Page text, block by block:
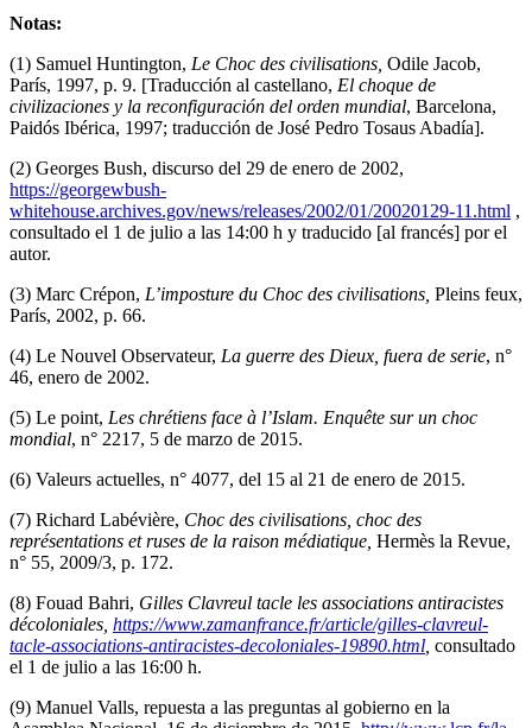
Notas:
(1) Samuel Huntington, Le Choc des civilisations, Odile Jacob,
París, 1997, p. 9. [Traducción al castellano, El choque de
civilizaciones y la reconfiguración del orden mundial, Barcelona,
Paidós Ibérica, 1997; traducción de José Pedro Tosaus Abadía].
(2) Georges Bush, discurso del 29 de enero de 2002,
https://georgewbush-
whitehouse.archives.gov/news/releases/2002/01/20020129-11.html ,
consultado el 1 de julio a las 14:00 h y traducido [al francés] por el
autor.
(3) Marc Crépon, L’imposture du Choc des civilisations, Pleins feux,
París, 2002, p. 66.
(4) Le Nouvel Observateur, La guerre des Dieux, fuera de serie, n°
46, enero de 2002.
(5) Le point, Les chrétiens face à l’Islam. Enquête sur un choc
mondial, n° 2217, 5 de marzo de 2015.
(6) Valeurs actuelles, n° 4077, del 15 al 21 de enero de 2015.
(7) Richard Labévière, Choc des civilisations, choc des
représentations et ruses de la raison médiatique, Hermès la Revue,
n° 55, 2009/3, p. 172.
(8) Fouad Bahri, Gilles Clavreul tacle les associations antiracistes
décoloniales, https://www.zamanfrance.fr/article/gilles-clavreul-
tacle-associations-antiracistes-decoloniales-19890.html consultado
el 1 de julio a las 16:00 h.
(9) Manuel Valls, repuesta a las preguntas al gobierno en la